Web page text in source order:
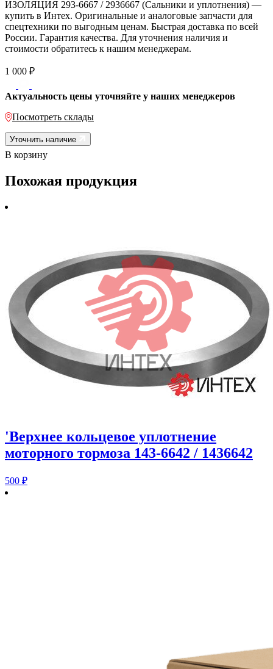
ИЗОЛЯЦИЯ 293-6667 / 2936667 (Сальники и уплотнения) —
купить в Интех. Оригинальные и аналоговые запчасти для
спецтехники по выгодным ценам. Быстрая доставка по всей
России. Гарантия качества. Для уточнения наличия и
стоимости обратитесь к нашим менеджерам.
1 000 ₽
Актуальность цены уточняйте у наших менеджеров
Посмотреть склады
Уточнить наличие
В корзину
Похожая продукция
'Верхнее кольцевое уплотнение
моторного тормоза 143-6642 / 1436642
500 ₽